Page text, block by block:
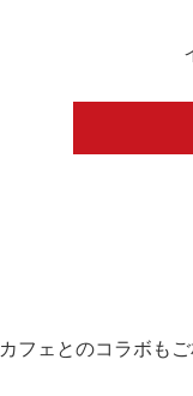
フェとのコラボもご